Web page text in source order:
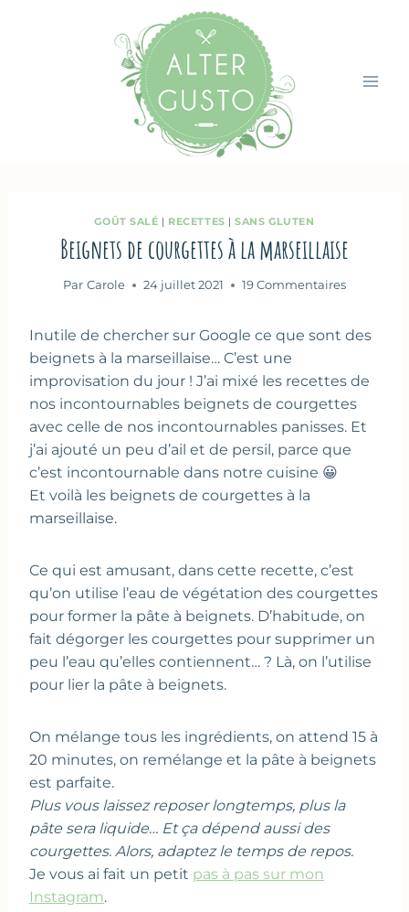
GOÛT SALÉ | RECETTES |SANS GLUTEN
Beignets de courgettes à la marseillaise
Par Carole 24 juillet 2021 19 Commentaires
Inutile de chercher sur Google ce que sont des
beignets à la marseillaise… C’est une
improvisation du jour ! J’ai mixé les recettes de
nos incontournables beignets de courgettes
avec celle de nos incontournables panisses. Et
j’ai ajouté un peu d’ail et de persil, parce que
c’est incontournable dans notre cuisine 😀
Et voilà les beignets de courgettes à la
marseillaise.
Ce qui est amusant, dans cette recette, c’est
qu’on utilise l’eau de végétation des courgettes
pour former la pâte à beignets. D’habitude, on
fait dégorger les courgettes pour supprimer un
peu l’eau qu’elles contiennent… ? Là, on l’utilise
pour lier la pâte à beignets.
On mélange tous les ingrédients, on attend 15 à
20 minutes, on remélange et la pâte à beignets
est parfaite.
Plus vous laissez reposer longtemps, plus la
pâte sera liquide… Et ça dépend aussi des
courgettes. Alors, adaptez le temps de repos.
Je vous ai fait un petit pas à pas sur mon
Instagram.